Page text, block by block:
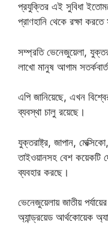
প্রযুক্তির এই সুবিধা
প্রাণহানি থেকে রক্ষা
সম্প্রতি ভেনেজুয়েলা,
লাখো মানুষ আগাম
এপি জানিয়েছে, এখন
ব্যবস্থা চালু রয়েছে।
যুক্তরাষ্ট্র, জাপান,
তাইওয়ানসহ বেশ কয়েকটি
ব্যবহার করছে।
ভেনেজুয়েলায় জাতীয়
অ্যান্ড্রয়েড আর্থকোয়েক